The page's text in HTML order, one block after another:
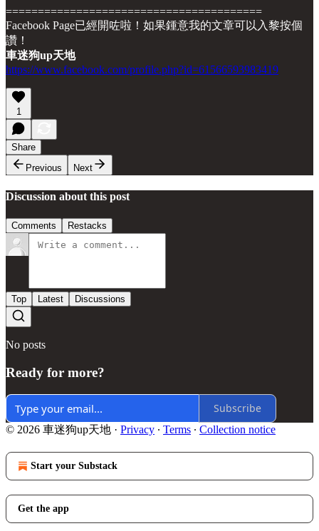
========================================
Facebook Page已經開咗啦！如果鍾意我的文章可以入黎按個
讚！
車迷狗up天地
https://www.facebook.com/profile.php?id=61566593983419
1
Share
Previous
Next
Discussion about this post
Comments Restacks
Top Latest Discussions
No posts
Ready for more?
Subscribe
© 2026 車迷狗up天地 · Privacy ∙ Terms ∙ Collection notice
Start your Substack
Get the app